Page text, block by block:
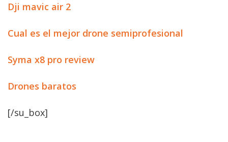
Dji mavic air 2
Cual es el mejor drone semiprofesional
Syma x8 pro review
Drones baratos
[/su_box]